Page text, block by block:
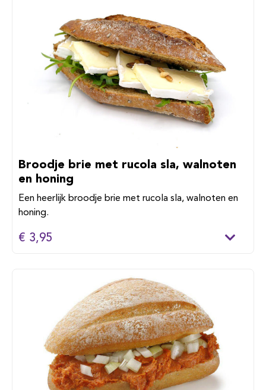
Broodje brie met rucola sla, walnoten
en honing
Een heerlijk broodje brie met rucola sla, walnoten en
honing.
€ 3,95